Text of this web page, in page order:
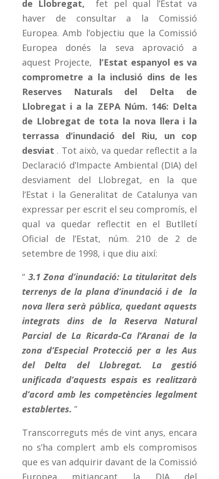
de Llobregat,
fet pel qual l’Estat va
haver de consultar a la Comissió
Europea. Amb l’objectiu que la Comissió
Europea donés la seva aprovació a
aquest Projecte,
l’Estat espanyol es va
comprometre a la inclusió dins de les
Reserves Naturals del Delta de
Llobregat i a la ZEPA Núm. 146: Delta
de Llobregat de tota la nova llera i la
terrassa d’inundació del Riu, un cop
desviat . Tot això, va quedar reflectit a la
Declaració d’Impacte Ambiental (DIA) del
desviament del Llobregat, en la que
l’Estat i la Generalitat de Catalunya van
expressar per escrit el seu compromís, el
qual va quedar reflectit en el Butlletí
Oficial de l’Estat, núm. 210 de 2 de
setembre de 1998, i que diu així:
“ 3.1 Zona d’inundació: La titularitat dels
terrenys de la plana d’inundació i de la
nova llera serà pública, quedant aquests
integrats dins de la Reserva Natural
Parcial de La Ricarda-Ca l’Aranai de la
zona d’Especial Protecció per a les Aus
del Delta del Llobregat. La gestió
unificada d’aquests espais es realitzarà
d’acord amb les competències legalment
establertes. ”
Transcorreguts més de vint anys, encara
no s’ha complert amb els compromisos
que es van adquirir davant de la Comissió
Europea mitjançant la DIA del